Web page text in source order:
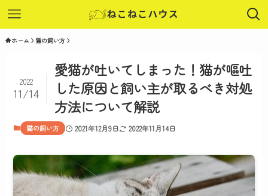
ホーム 猫の飼い方
愛猫が吐いてしまった！猫が嘔吐
した原因と飼い主が取るべき対処
方法について解説
2022
11/14
猫の飼い方 2021年12月9日 2022年11月14日